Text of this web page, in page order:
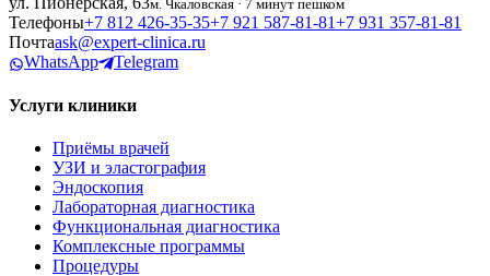
м. Чкаловская · 7 минут пешком
Телефоны+7 812 426‑35‑35+7 921 587‑81‑81+7 931 357‑81‑81
Почтаask@expert-clinica.ru
WhatsApp
Telegram
Услуги клиники
Приёмы врачей
УЗИ и эластография
Эндоскопия
Лабораторная диагностика
Функциональная диагностика
Комплексные программы
Процедуры